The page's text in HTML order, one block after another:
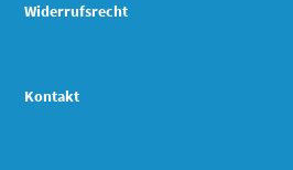
Widerrufsrecht
Kontakt